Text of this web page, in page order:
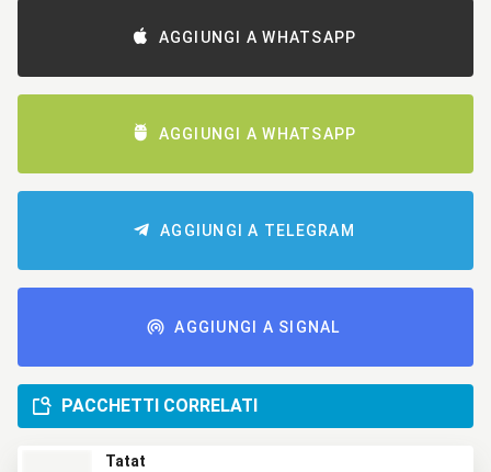
AGGIUNGI A WHATSAPP
AGGIUNGI A WHATSAPP
AGGIUNGI A TELEGRAM
AGGIUNGI A SIGNAL
PACCHETTI CORRELATI
Tatat